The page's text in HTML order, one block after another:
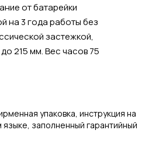
от батарейки
на 3 года работы без
застежкой,
215 мм. Вес часов 75
упаковка, инструкция на
языке, заполненный гарантийный